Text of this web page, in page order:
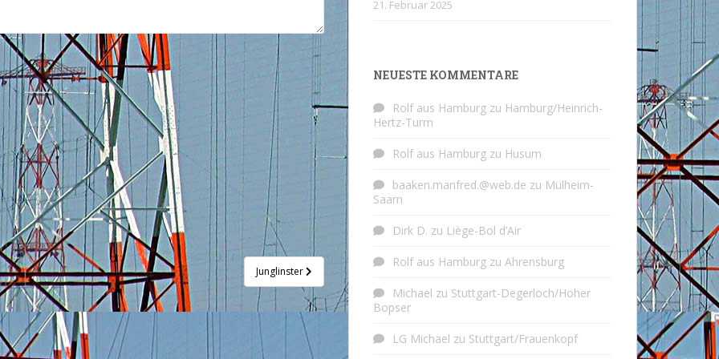
Junglinster
21. Februar 2025
NEUESTE KOMMENTARE
Rolf aus Hamburg zu Hamburg/Heinrich-
Hertz-Turm
Rolf aus Hamburg zu Husum
baaken.manfred.@web.de zu Mülheim-
Saarn
Dirk D. zu Liège-Bol d’Air
Rolf aus Hamburg zu Ahrensburg
Michael zu Stuttgart-Degerloch/Hoher
Bopser
LG Michael zu Stuttgart/Frauenkopf